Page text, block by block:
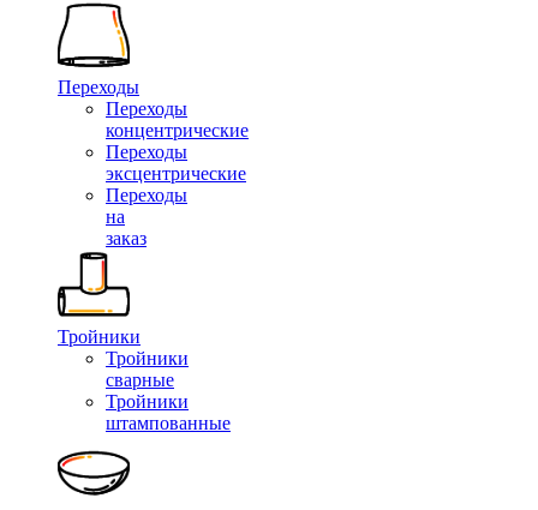
Переходы
Переходы
концентрические
Переходы
эксцентрические
Переходы
на
заказ
Тройники
Тройники
сварные
Тройники
штампованные